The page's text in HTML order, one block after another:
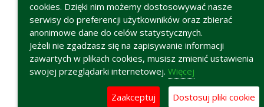
cookies. Dzięki nim możemy dostosowywać nasze
serwisy do preferencji użytkowników oraz zbierać
anonimowe dane do celów statystycznych.
Jeżeli nie zgadzasz się na zapisywanie informacji
zawartych w plikach cookies, musisz zmienić ustawienia
swojej przeglądarki internetowej. Więcej
Zaakceptuj Dostosuj pliki cookie